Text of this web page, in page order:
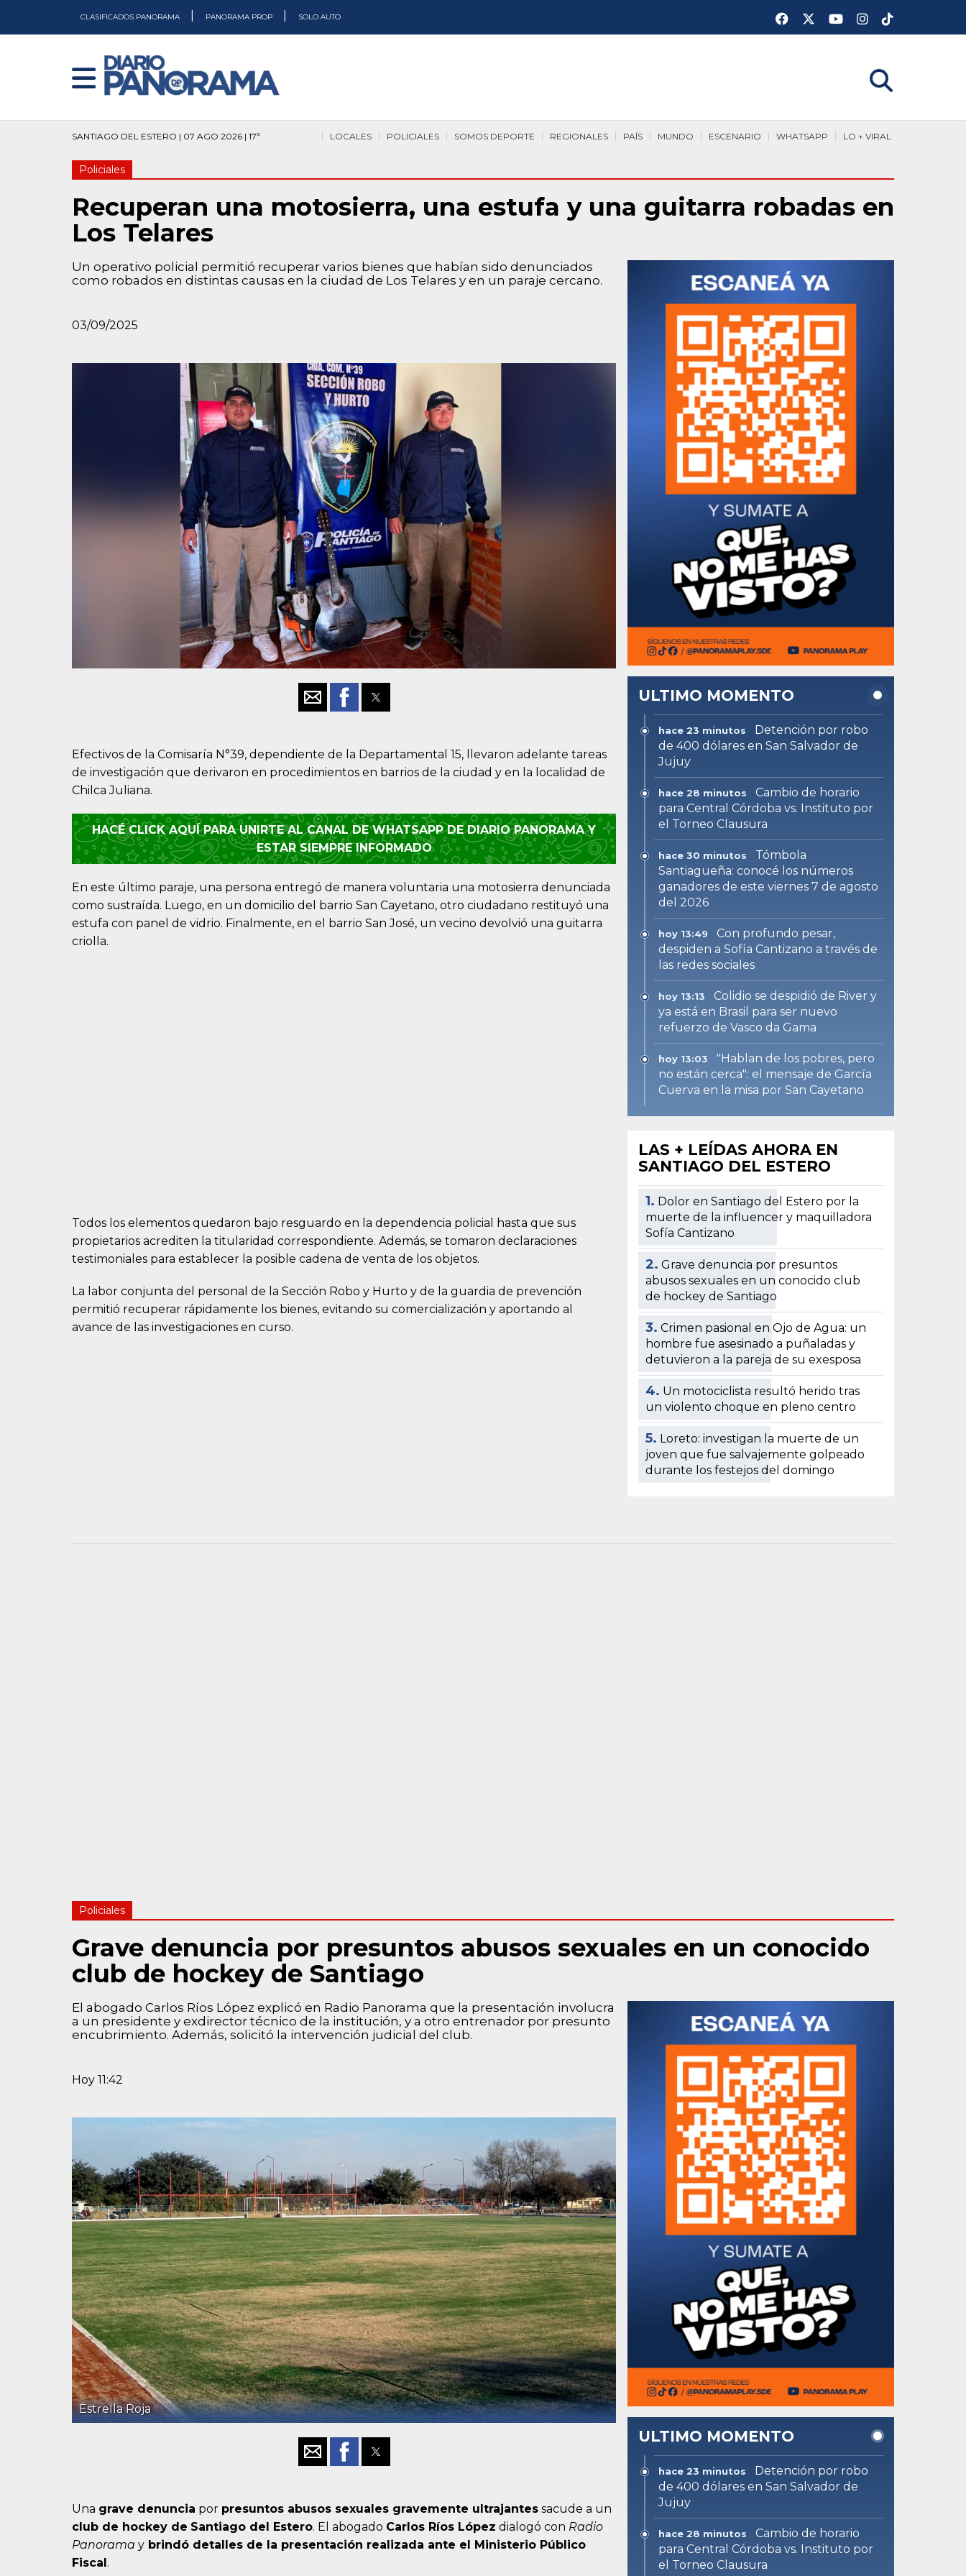
CLASIFICADOS PANORAMA PANORAMA PROP SOLO AUTO
SANTIAGO DEL ESTERO | 07 AGO 2026 | 17º LO + VIRAL
WHATSAPP
ESCENARIO
MUNDO
PAÍS
REGIONALES
SOMOS DEPORTE
POLICIALES
LOCALES
Policiales
Recuperan una motosierra, una estufa y una guitarra robadas en
Los Telares
Un operativo policial permitió recuperar varios bienes que habían sido denunciados
como robados en distintas causas en la ciudad de Los Telares y en un paraje cercano.
03/09/2025
Efectivos de la Comisaría N°39, dependiente de la Departamental 15, llevaron adelante tareas
de investigación que derivaron en procedimientos en barrios de la ciudad y en la localidad de
Chilca Juliana.
HACÉ CLICK AQUÍ PARA UNIRTE AL CANAL DE WHATSAPP DE DIARIO PANORAMA Y
ESTAR SIEMPRE INFORMADO
En este último paraje, una persona entregó de manera voluntaria una motosierra denunciada
como sustraída. Luego, en un domicilio del barrio San Cayetano, otro ciudadano restituyó una
estufa con panel de vidrio. Finalmente, en el barrio San José, un vecino devolvió una guitarra
criolla.
Todos los elementos quedaron bajo resguardo en la dependencia policial hasta que sus
propietarios acrediten la titularidad correspondiente. Además, se tomaron declaraciones
testimoniales para establecer la posible cadena de venta de los objetos.
La labor conjunta del personal de la Sección Robo y Hurto y de la guardia de prevención
permitió recuperar rápidamente los bienes, evitando su comercialización y aportando al
avance de las investigaciones en curso.
ULTIMO MOMENTO
hace 23 minutos
Detención por robo
de 400 dólares en San Salvador de
Jujuy
hace 28 minutos
Cambio de horario
para Central Córdoba vs. Instituto por
el Torneo Clausura
hace 30 minutos
Tómbola
Santiagueña: conocé los números
ganadores de este viernes 7 de agosto
del 2026
hoy 13:49
Con profundo pesar,
despiden a Sofía Cantizano a través de
las redes sociales
hoy 13:13
Colidio se despidió de River y
ya está en Brasil para ser nuevo
refuerzo de Vasco da Gama
hoy 13:03
"Hablan de los pobres, pero
no están cerca": el mensaje de García
Cuerva en la misa por San Cayetano
LAS + LEÍDAS AHORA EN
SANTIAGO DEL ESTERO
1. Dolor en Santiago del Estero por la
muerte de la influencer y maquilladora
Sofía Cantizano
2. Grave denuncia por presuntos
abusos sexuales en un conocido club
de hockey de Santiago
3. Crimen pasional en Ojo de Agua: un
hombre fue asesinado a puñaladas y
detuvieron a la pareja de su exesposa
4. Un motociclista resultó herido tras
un violento choque en pleno centro
5. Loreto: investigan la muerte de un
joven que fue salvajemente golpeado
durante los festejos del domingo